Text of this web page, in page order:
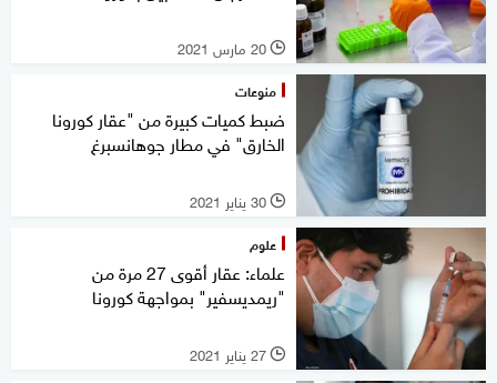
l 20 مارس 2021
منوعات
ضبط كميات كبيرة من "عقار كورونا
الخارق" في مطار جوهانسبرغ
l 30 يناير 2021
علوم
علماء: عقار أقوى 27 مرة من
"ريمديسفير" بمواجهة كورونا
l 27 يناير 2021